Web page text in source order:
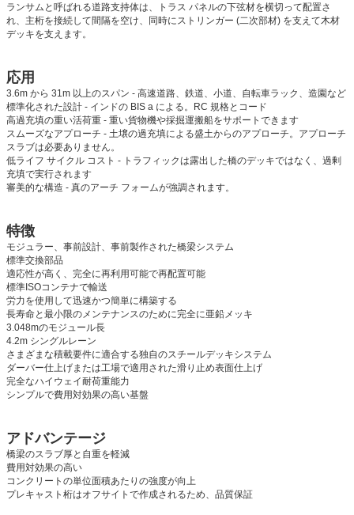
ランサムと呼ばれる道路支持体は、トラス パネルの下弦材を横切って配置さ
れ、主桁を接続して間隔を空け、同時にストリンガー (二次部材) を支えて木材
デッキを支えます。
応用
3.6m から 31m 以上のスパン - 高速道路、鉄道、小道、自転車ラック、造園など
標準化された設計 - インドの BIS a による。RC 規格とコード
高過充填の重い活荷重 - 重い貨物機や採掘運搬船をサポートできます
スムーズなアプローチ - 土壌の過充填による盛土からのアプローチ。アプローチ
スラブは必要ありません。
低ライフ サイクル コスト - トラフィックは露出した橋のデッキではなく、過剰
充填で実行されます
審美的な構造 - 真のアーチ フォームが強調されます。
特徴
モジュラー、事前設計、事前製作された橋梁システム
標準交換部品
適応性が高く、完全に再利用可能で再配置可能
標準ISOコンテナで輸送
労力を使用して迅速かつ簡単に構築する
長寿命と最小限のメンテナンスのために完全に亜鉛メッキ
3.048mのモジュール長
4.2m シングルレーン
さまざまな積載要件に適合する独自のスチールデッキシステム
ダーバー仕上げまたは工場で適用された滑り止め表面仕上げ
完全なハイウェイ耐荷重能力
シンプルで費用対効果の高い基盤
アドバンテージ
橋梁のスラブ厚と自重を軽減
費用対効果の高い
コンクリートの単位面積あたりの強度が向上
プレキャスト桁はオフサイトで作成されるため、品質保証